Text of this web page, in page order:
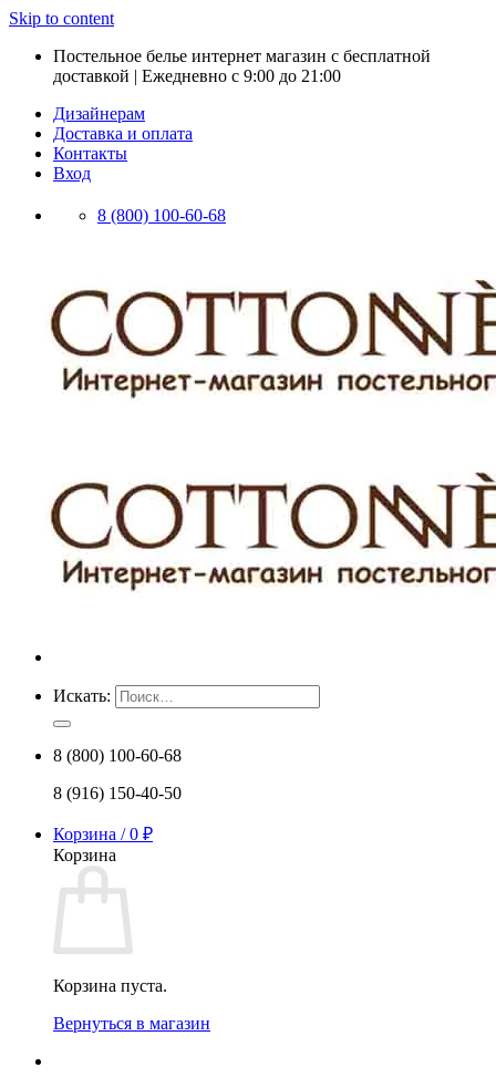
Skip to content
Постельное белье интернет магазин с бесплатной
доставкой | Ежедневно с 9:00 до 21:00
Дизайнерам
Доставка и оплата
Контакты
Вход
8 (800) 100-60-68
Искать:
8 (800) 100-60-68
8 (916) 150-40-50
Корзина /0 ₽
Корзина
Корзина пуста.
Вернуться в магазин